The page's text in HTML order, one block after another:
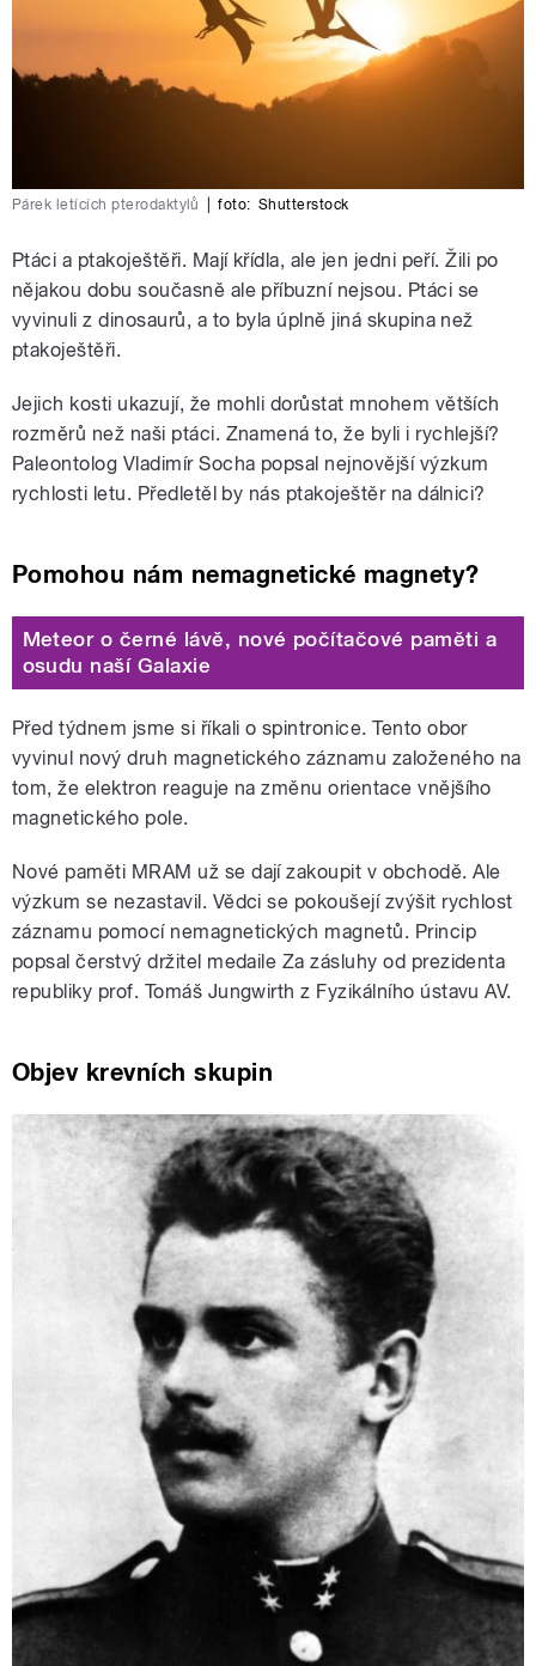
Párek letících pterodaktylů foto: Shutterstock
Ptáci a ptakoještěři. Mají křídla, ale jen jedni peří. Žili po
nějakou dobu současně ale příbuzní nejsou. Ptáci se
vyvinuli z dinosaurů, a to byla úplně jiná skupina než
ptakoještěři.
Jejich kosti ukazují, že mohli dorůstat mnohem větších
rozměrů než naši ptáci. Znamená to, že byli i rychlejší?
Paleontolog Vladimír Socha popsal nejnovější výzkum
rychlosti letu. Předletěl by nás ptakoještěr na dálnici?
Pomohou nám nemagnetické magnety?
Meteor o černé lávě, nové počítačové paměti a
osudu naší Galaxie
Před týdnem jsme si říkali o spintronice. Tento obor
vyvinul nový druh magnetického záznamu založeného na
tom, že elektron reaguje na změnu orientace vnějšího
magnetického pole.
Nové paměti MRAM už se dají zakoupit v obchodě. Ale
výzkum se nezastavil. Vědci se pokoušejí zvýšit rychlost
záznamu pomocí nemagnetických magnetů. Princip
popsal čerstvý držitel medaile Za zásluhy od prezidenta
republiky prof. Tomáš Jungwirth z Fyzikálního ústavu AV.
Objev krevních skupin